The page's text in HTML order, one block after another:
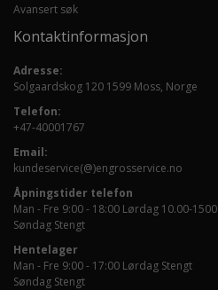
Avansert søk
Kontaktinformasjon
Adresse:
Solgaardskog 120 1599 Moss, Norge
Telefon:
+47-40001767
Email:
kundeservice(@)engrosservice.no
Åpningstider telefon
Man - Fre 9:00 - 18:00 Lørdag 10.00-1500
Søndag Stengt
Hentelager
Man - Fre 9:00 - 17:00 Lørdag Stengt
Søndag Stengt